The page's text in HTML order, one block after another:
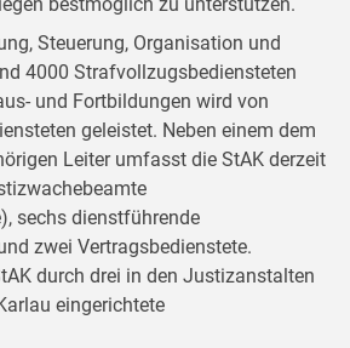
bestmöglich zu unterstützen.
Steuerung, Organisation und
4000 Strafvollzugsbediensteten
und Fortbildungen wird von
geleistet. Neben einem dem
Leiter umfasst die StAK derzeit
sechs dienstführende
zwei Vertragsbedienstete.
durch drei in den Justizanstalten
eingerichtete